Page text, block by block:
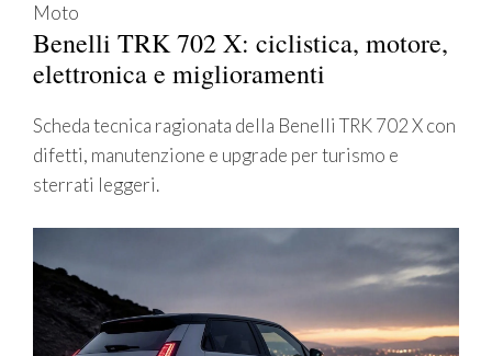
Moto
Benelli TRK 702 X: ciclistica, motore,
elettronica e miglioramenti
Scheda tecnica ragionata della Benelli TRK 702 X con
difetti, manutenzione e upgrade per turismo e
sterrati leggeri.